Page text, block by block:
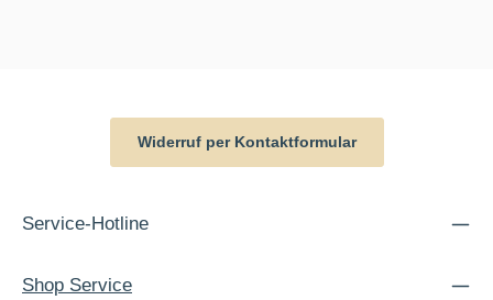
Widerruf per Kontaktformular
Service-Hotline
Shop Service